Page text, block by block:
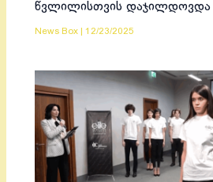
წვლილისთვის დაჯილდოვდა
News Box |12/23/2025